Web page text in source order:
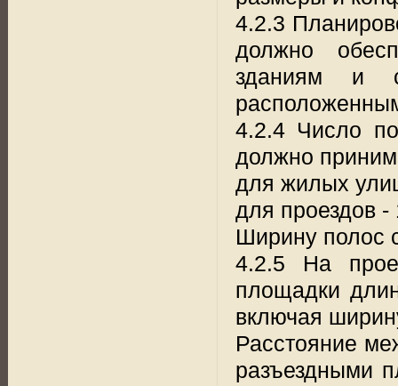
4.2.3
должно
зданиям и
4.2.4 Число
должно
для жилых
для проездов -
Ширину полос
4.2.5 На
площадки
включая
Расстояние
разъездными